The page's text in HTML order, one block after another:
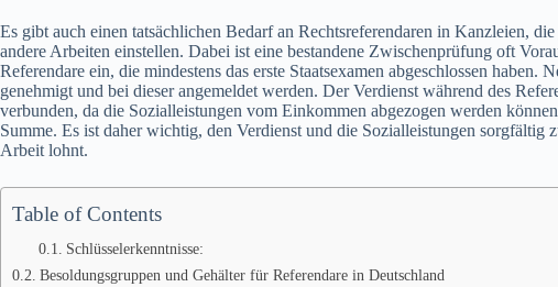
Es gibt auch einen tatsächlichen Bedarf an Rechtsreferendaren in Kanzleien,
andere Arbeiten einstellen. Dabei ist eine bestandene Zwischenprüfung oft
Referendare ein, die mindestens das erste Staatsexamen abgeschlossen haben.
genehmigt und bei dieser angemeldet werden. Der Verdienst während des
verbunden, da die Sozialleistungen vom Einkommen abgezogen werden
Summe. Es ist daher wichtig, den Verdienst und die Sozialleistungen sorgfältig
Arbeit lohnt.
Table of Contents
Schlüsselerkenntnisse:
Besoldungsgruppen und Gehälter für Referendare in Deutschland